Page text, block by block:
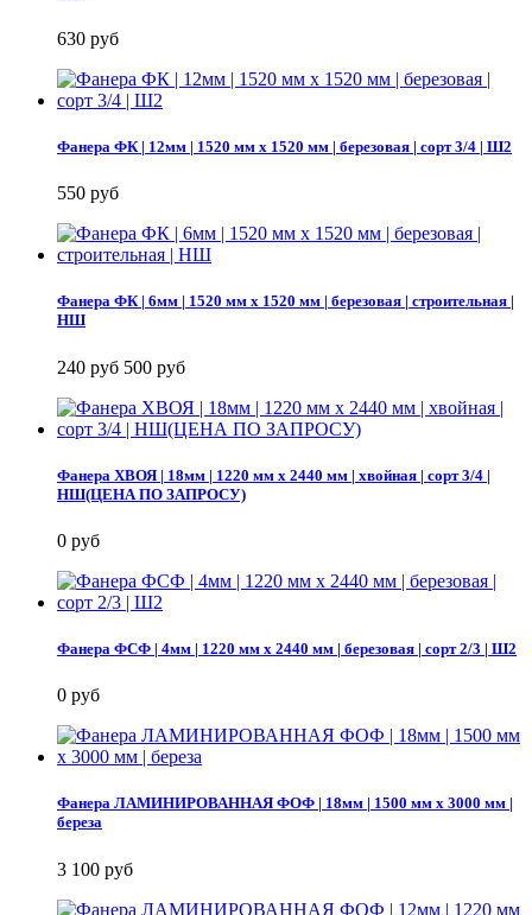
630 руб
Фанера ФК | 12мм | 1520 мм х 1520 мм | березовая | сорт 3/4 | Ш2
550 руб
Фанера ФК | 6мм | 1520 мм х 1520 мм | березовая | строительная |
НШ
240 руб 500 руб
Фанера ХВОЯ | 18мм | 1220 мм х 2440 мм | хвойная | сорт 3/4 |
НШ(ЦЕНА ПО ЗАПРОСУ)
0 руб
Фанера ФСФ | 4мм | 1220 мм х 2440 мм | березовая | сорт 2/3 | Ш2
0 руб
Фанера ЛАМИНИРОВАННАЯ ФОФ | 18мм | 1500 мм х 3000 мм |
береза
3 100 руб